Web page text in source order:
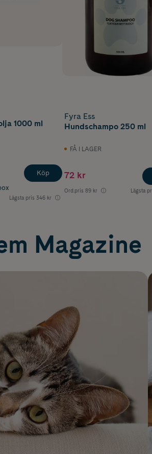
1000 ml
Lägsta pris 346 kr
Köp
Fyra Ess
Hundschampo 250 ml
FÅ I LAGER
72 kr
Ord.pris 89 kr Lägsta
Magazine